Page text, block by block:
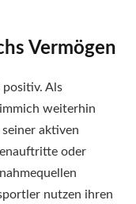
Vermögen
Als
weiterhin
aktiven
oder
nutzen ihren